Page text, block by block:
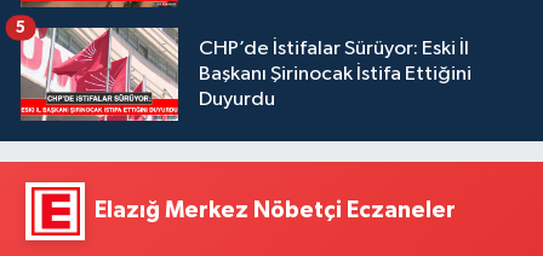
CHP’de İstifalar Sürüyor: Eski İl
Başkanı Şirinocak İstifa Ettiğini
Duyurdu
5
Elazığ Merkez Nöbetçi Eczaneler